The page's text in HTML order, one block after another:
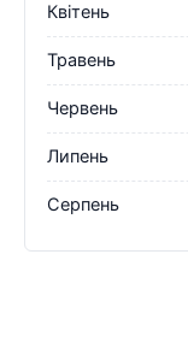
Квітень
Травень
Червень
Липень
Серпень